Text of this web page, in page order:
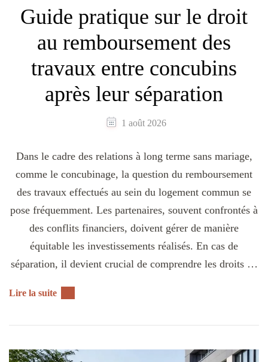
Guide pratique sur le droit
au remboursement des
travaux entre concubins
après leur séparation
1 août 2026
Dans le cadre des relations à long terme sans mariage,
comme le concubinage, la question du remboursement
des travaux effectués au sein du logement commun se
pose fréquemment. Les partenaires, souvent confrontés à
des conflits financiers, doivent gérer de manière
équitable les investissements réalisés. En cas de
séparation, il devient crucial de comprendre les droits …
Lire la suite